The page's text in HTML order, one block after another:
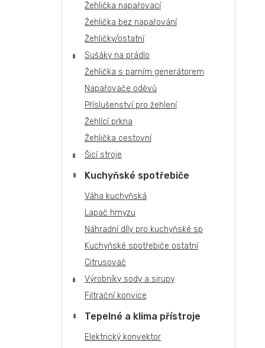
Žehlička napařovací
Žehlička bez napařování
Žehličky/ostatní
Sušáky na prádlo
Žehlička s parním generátorem
Napařovače oděvů
Příslušenství pro žehlení
Žehlící prkna
Žehlička cestovní
Šicí stroje
Kuchyňské spotřebiče
Váha kuchyňská
Lapač hmyzu
Náhradní díly pro kuchyňské sp
Kuchyňské spotřebiče ostatní
Citrusovač
Výrobníky sody a sirupy
Filtrační konvice
Tepelné a klima přístroje
Elektrický konvektor